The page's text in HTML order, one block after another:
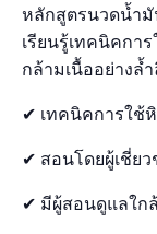
หลักสูตรนวดน้ำ
เรียนรู้เทคนิคกา
กล้ามเนื้ออย่างล้
✔ เทคนิคการใช้
✔ สอนโดยผู้เชี่ย
✔ มีผู้สอนดูแลใก